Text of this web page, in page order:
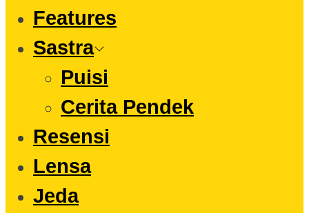
Features
Sastra
Puisi
Cerita Pendek
Resensi
Lensa
Jeda